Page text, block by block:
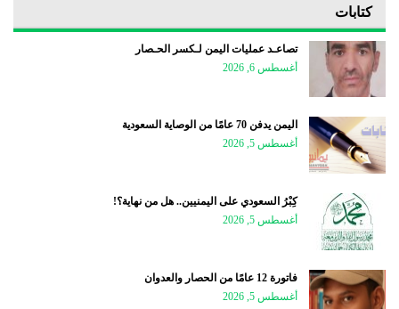
كتابات
تصاعـد عمليات اليمن لـكسر الحـصار
أغسطس 6, 2026
اليمن يدفن 70 عامًا من الوصاية السعودية
أغسطس 5, 2026
كِبْرُ السعودي على اليمنيين.. هل من نهاية؟!
أغسطس 5, 2026
فاتورة 12 عامًا من الحصار والعدوان
أغسطس 5, 2026